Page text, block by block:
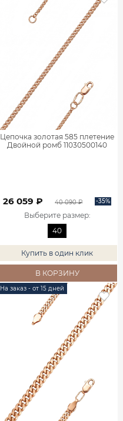
Цепочка золотая 585 плетение
Двойной ромб 11030500140
26 059 ₽ 40 090 ₽ -35%
Выберите размер:
40
Купить в один клик
В КОРЗИНУ
На заказ - от 15 дней